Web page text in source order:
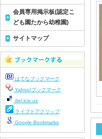
会員専用掲示板(認定こ
ども園たから幼稚園)
サイトマップ
はてなブックマーク
Yahoo!ブックマーク
del.icio.us
ライブドアクリップ
Google Bookmarks